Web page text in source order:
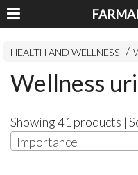
HEALTH AND WELLNESS
Wellness
Showing 41 products |
Importance